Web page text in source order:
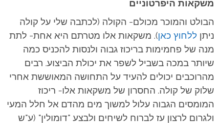
משקאות היפרטוניים
הבולט והמוכר מכולם- הקולה (לכתבה שלי על קולה
ניתן ללחוץ כאן). משקאות אלו מטרתם היא אחת- לתת
מנה של פחמימות בריכוז גבוה ולנסות להכניס כמה
שיותר במכה בשביל לשפר את יכולת הביצוע. רבים
מהרוכבים יכולים להעיד על התחושה המאוששת אחרי
שלוק של קולה. החסרון של משקאות אלו- ריכוז
המומסים הגבוה עלול למשוך מים מהדם אל חלל המעי
ולגרום לרצון עז לברוח לשיחים ולבצע "דומולין" (ע"ש